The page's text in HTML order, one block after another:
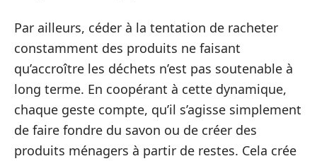
Par ailleurs, céder à la tentation de racheter
constamment des produits ne faisant
qu’accroître les déchets n’est pas soutenable à
long terme. En coopérant à cette dynamique,
chaque geste compte, qu’il s’agisse simplement
de faire fondre du savon ou de créer des
produits ménagers à partir de restes. Cela crée